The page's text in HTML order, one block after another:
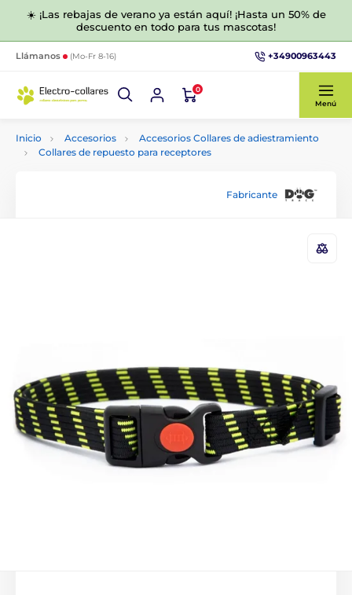
☀️ ¡Las rebajas de verano ya están aquí! ¡Hasta un 50% de
descuento en todo para tus mascotas!
Llámanos (Mo-Fr 8-16) +34900963443
0
Menú
Inicio Accesorios
Accesorios Collares de adiestramiento
Collares de repuesto para receptores
Fabricante